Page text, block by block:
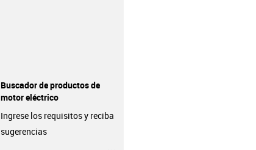
Buscador de productos de
motor eléctrico
Ingrese los requisitos y reciba
sugerencias